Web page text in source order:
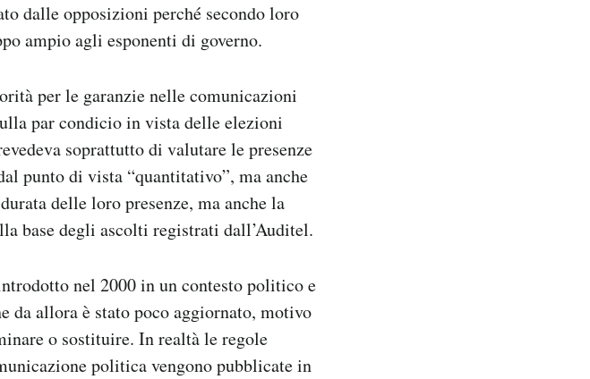
dalle opposizioni perché secondo loro
ampio agli esponenti di governo.
per le garanzie nelle comunicazioni
par condicio in vista delle elezioni
soprattutto di valutare le presenze
punto di vista “quantitativo”, ma anche
delle loro presenze, ma anche la
base degli ascolti registrati dall’Auditel.
nel 2000 in un contesto politico e
da allora è stato poco aggiornato, motivo
o sostituire. In realtà le regole
politica vengono pubblicate in